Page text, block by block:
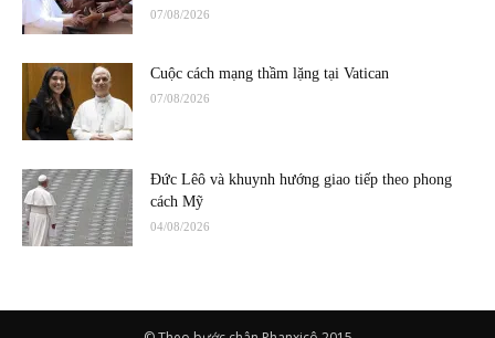
07/08/2026
Cuộc cách mạng thầm lặng tại Vatican
07/08/2026
Đức Lêô và khuynh hướng giao tiếp theo phong
cách Mỹ
04/08/2026